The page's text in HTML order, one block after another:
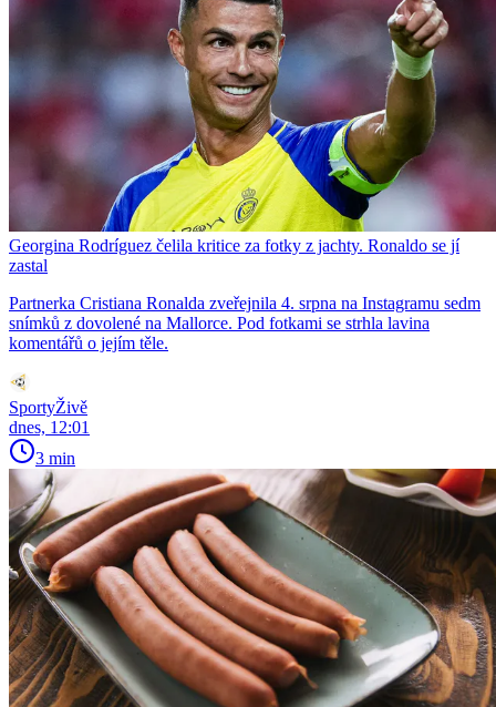
Georgina Rodríguez čelila kritice za fotky z jachty. Ronaldo se jí
zastal
Partnerka Cristiana Ronalda zveřejnila 4. srpna na Instagramu sedm
snímků z dovolené na Mallorce. Pod fotkami se strhla lavina
komentářů o jejím těle.
SportyŽivě
dnes, 12:01
3 min